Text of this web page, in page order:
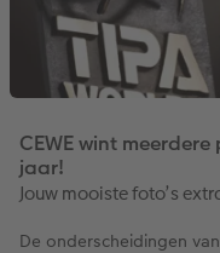
CEWE wint
jaar!
Jouw mooiste foto’s
De onderscheidingen